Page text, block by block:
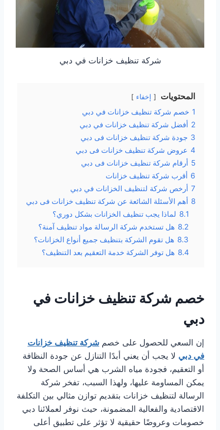
شركة تنظيف خزانات في دبي
المحتويات إخفاء
1 خصم شركة تنظيف خزانات في دبي
2 أفضل شركة تنظيف خزانات في دبي
3 جودة شركة تنظيف خزانات فى دبي
4 عروض شركة تنظيف خزانات فى دبي
5 أرقام شركة تنظيف خزانات فى دبي
6 أقرب شركة تنظيف خزانات
7 أرخص شركة لتنظيف الخزانات في دبي
8 أهم الأسئلة الشائعة عن شركة تنظيف خزانات فى دبي
8.1 لماذا يجب تنظيف الخزانات بشكل دوري؟
8.2 هل تستخدم شركة الرسالة مواد تنظيف آمنة؟
8.3 هل تقوم الشركة بتنظيف جميع أنواع الخزانات؟
8.4 هل توفر الشركة خدمة التعقيم بعد التنظيف؟
خصم شركة تنظيف خزانات في
دبي
إن السعي للحصول على خصم شركة تنظيف خزانات
في دبي لا يجب أن يعني أبدًا التنازل عن جودة النظافة
أو التعقيم، فجودة مياه الشرب هي أساس الصحة ولا
يمكن المساومة عليها، ولهذا السبب، تفخر شركة
الرسالة لتنظيف خزانات بتقديم توازن مثالي بين التكلفة
الاقتصادية والفعالية المضمونة، حيث نوفر لعملائنا دبي
خصومات وعروضًا حقيقية لا تؤثر على تطبيق أعلى